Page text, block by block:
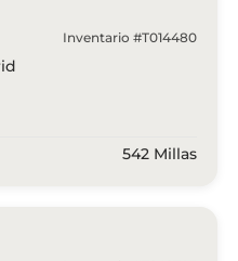
Inventario #T014480
542 Millas